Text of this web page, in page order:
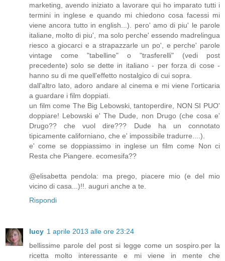
marketing, avendo iniziato a lavorare qui ho imparato tutti i
termini in inglese e quando mi chiedono cosa facessi mi
viene ancora tutto in english...). pero' amo di piu' le parole
italiane, molto di piu', ma solo perche' essendo madrelingua
riesco a giocarci e a strapazzarle un po', e perche' parole
vintage come "tabelline" o "trasferelli" (vedi post
precedente) solo se dette in italiano - per forza di cose -
hanno su di me quell'effetto nostalgico di cui sopra.
dall'altro lato, adoro andare al cinema e mi viene l'orticaria
a guardare i film doppiati.
un film come The Big Lebowski, tantoperdire, NON SI PUO'
doppiare! Lebowski e' The Dude, non Drugo (che cosa e'
Drugo?? che vuol dire??? Dude ha un connotato
tipicamente californiano, che e' impossibile tradurre....).
e' come se doppiassimo in inglese un film come Non ci
Resta che Piangere. ecomesifa??
@elisabetta pendola: ma prego, piacere mio (e del mio
vicino di casa...)!!. auguri anche a te.
Rispondi
lucy 1 aprile 2013 alle ore 23:24
bellissime parole del post si legge come un sospiro.per la
ricetta molto interessante e mi viene in mente che